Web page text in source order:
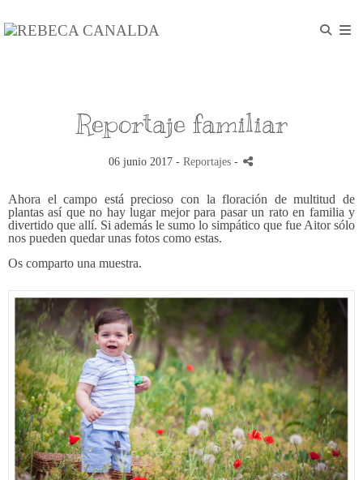
Reportaje familiar
06 junio 2017 - Reportajes -
Ahora el campo está precioso con la floración de multitud de
plantas así que no hay lugar mejor para pasar un rato en familia y
divertido que allí. Si además le sumo lo simpático que fue Aitor sólo
nos pueden quedar unas fotos como estas.
Os comparto una muestra.